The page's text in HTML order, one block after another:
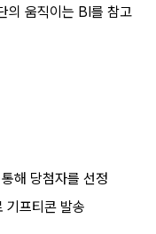
의 움직이는 BI를 참고
해 당첨자를 선정
기프티콘 발송